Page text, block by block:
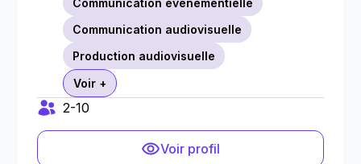
Communication événementielle
Communication audiovisuelle
Production audiovisuelle
Voir +
2-10
Voir profil